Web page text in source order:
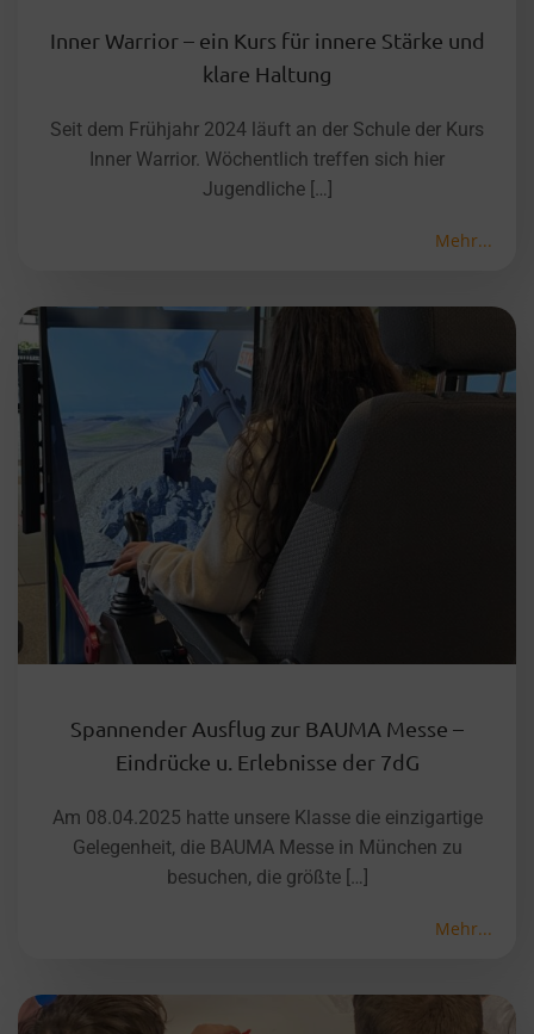
Inner Warrior – ein Kurs für innere Stärke und
klare Haltung
Seit dem Frühjahr 2024 läuft an der Schule der Kurs
Inner Warrior. Wöchentlich treffen sich hier
Jugendliche […]
Mehr...
Spannender Ausflug zur BAUMA Messe –
Eindrücke u. Erlebnisse der 7dG
Am 08.04.2025 hatte unsere Klasse die einzigartige
Gelegenheit, die BAUMA Messe in München zu
besuchen, die größte […]
Mehr...